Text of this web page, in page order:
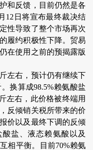
和反馈，目前仍然是各
12日将宣布最终裁决结
性导致了整个市场再次
履约积极性下降。贸易
在使用之前的预揭露版
左右，预计仍有继续下
换算成98.5%赖氨酸盐
左右，此价格被终端用
反倾销关税所带来的价
价以及最终下调的反倾
盐、液态赖氨酸以及
相平衡。目前70%赖氨